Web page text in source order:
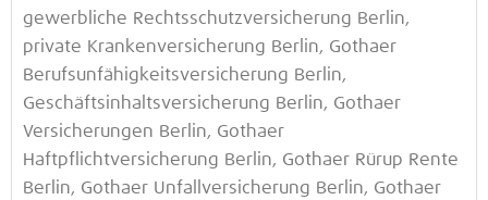
gewerbliche Rechtsschutzversicherung Berlin,
private Krankenversicherung Berlin, Gothaer
Berufsunfähigkeitsversicherung Berlin,
Geschäftsinhaltsversicherung Berlin, Gothaer
Versicherungen Berlin, Gothaer
Haftpflichtversicherung Berlin, Gothaer Rürup Rente
Berlin, Gothaer Unfallversicherung Berlin, Gothaer